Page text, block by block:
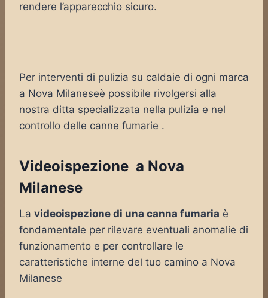
rendere l’apparecchio sicuro.
Per interventi di pulizia su caldaie di ogni marca
a Nova Milaneseè possibile rivolgersi alla
nostra ditta specializzata nella pulizia e nel
controllo delle canne fumarie .
Videoispezione a Nova
Milanese
La videoispezione di una canna fumaria è
fondamentale per rilevare eventuali anomalie di
funzionamento e per controllare le
caratteristiche interne del tuo camino a Nova
Milanese